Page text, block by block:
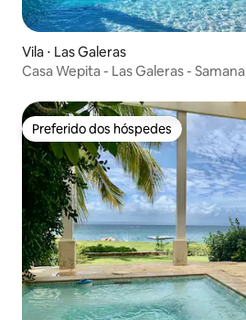
Vila ⋅ Las Galeras
Casa Wepita - Las Galeras - Samana
Preferido dos hóspedes
Preferido dos hóspedes